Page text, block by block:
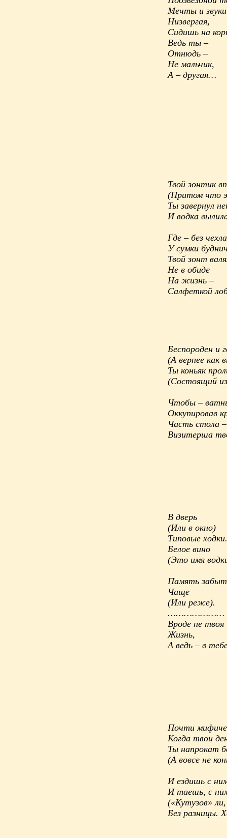
Мечты и звуки
Низвергая,
Сидишь на
Ведь ты –
Отнюдь –
Не мальчик,
А – другая…
Твой зонтик
(Притом что
Ты завернул
И водка
Где – без
У сумки
Твой зонт
Не в обиде
На жизнь –
Салфеткой
Беспороден и
(А вернее
Ты коньяк
(Состоящий
Чтобы –
Оккупировав
Часть стола –
Визитерша
В дверь
(Или в окно)
Типовые ходки.
Белое вино
(Это имя
Память
Чаще
(Или реже).
…………………
Вроде не твоя
Жизнь,
А ведь – в
Почти
Когда твои
Ты напрокат
(А вовсе не
И ездишь с
И таешь, с
(«Кутузов»
Без разницы.